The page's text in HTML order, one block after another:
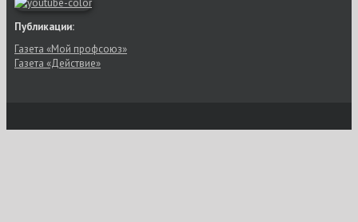
Публикации:
Газета «Мой профсоюз»
Газета «Действие»